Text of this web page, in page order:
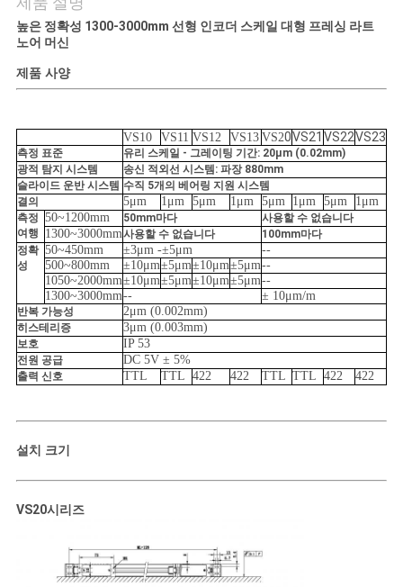
뉴
스
례
사
이
맵
PRIVACY
POLICY
높은 정확성 1300-3000mm 선형 인코더 스케일 대형 프레싱 라트
노어 머신
제품 사양
VS10 VS11 VS12 VS13 VS20VS21 VS22VS23
측정 표준
유리 스케일 - 그레이팅 기간: 20μm (0.02mm)
광적 탐지 시스템
송신 적외선 시스템: 파장 880mm
슬라이드 운반 시스템 수직 5개의 베어링 지원 시스템
결의
5μm 1μm 5μm 1μm 5μm 1μm 5μm 1μm
측정
여행
50~1200mm 50mm마다 사용할 수 없습니다
1300~3000mm사용할 수 없습니다
100mm마다
정확
성
50~450mm ±3μm -±5μm
--
500~800mm
±10μm±5μm±10μm±5μm--
1050~2000mm±10μm±5μm±10μm±5μm--
1300~3000mm-- ± 10μm/m
반복 가능성 2μm (0.002mm)
히스테리증 3μm (0.003mm)
보호 IP 53
전원 공급 DC 5V ± 5%
출력 신호 TTL TTL 422 422 TTL TTL 422 422
설치 크기
VS20시리즈